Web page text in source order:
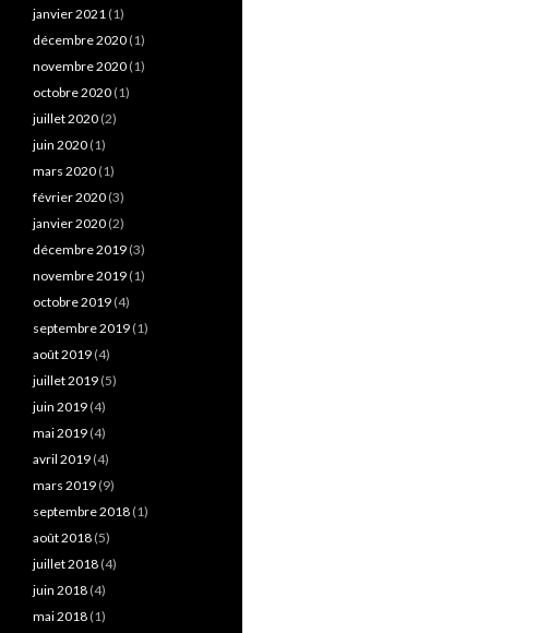
janvier 2021 (1)
décembre 2020 (1)
novembre 2020 (1)
octobre 2020 (1)
juillet 2020 (2)
juin 2020 (1)
mars 2020 (1)
février 2020 (3)
janvier 2020 (2)
décembre 2019 (3)
novembre 2019 (1)
octobre 2019 (4)
septembre 2019 (1)
août 2019 (4)
juillet 2019 (5)
juin 2019 (4)
mai 2019 (4)
avril 2019 (4)
mars 2019 (9)
septembre 2018 (1)
août 2018 (5)
juillet 2018 (4)
juin 2018 (4)
mai 2018 (1)